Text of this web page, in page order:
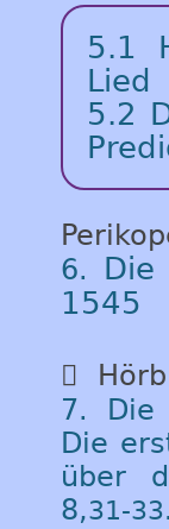
5.1
Lied
5.2
6. Die
1545

7. Die
Die
über
8,31-